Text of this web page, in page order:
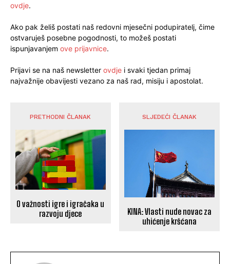
ovdje.
Ako pak želiš postati naš redovni mjesečni podupiratelj, čime
ostvaruješ posebne pogodnosti, to možeš postati
ispunjavanjem ove prijavnice.
Prijavi se na naš newsletter ovdje i svaki tjedan primaj
najvažnije obavijesti vezano za naš rad, misiju i apostolat.
PRETHODNI ČLANAK
O važnosti igre i igračaka u
razvoju djece
SLJEDEĆI ČLANAK
KINA: Vlasti nude novac za
uhićenje kršćana